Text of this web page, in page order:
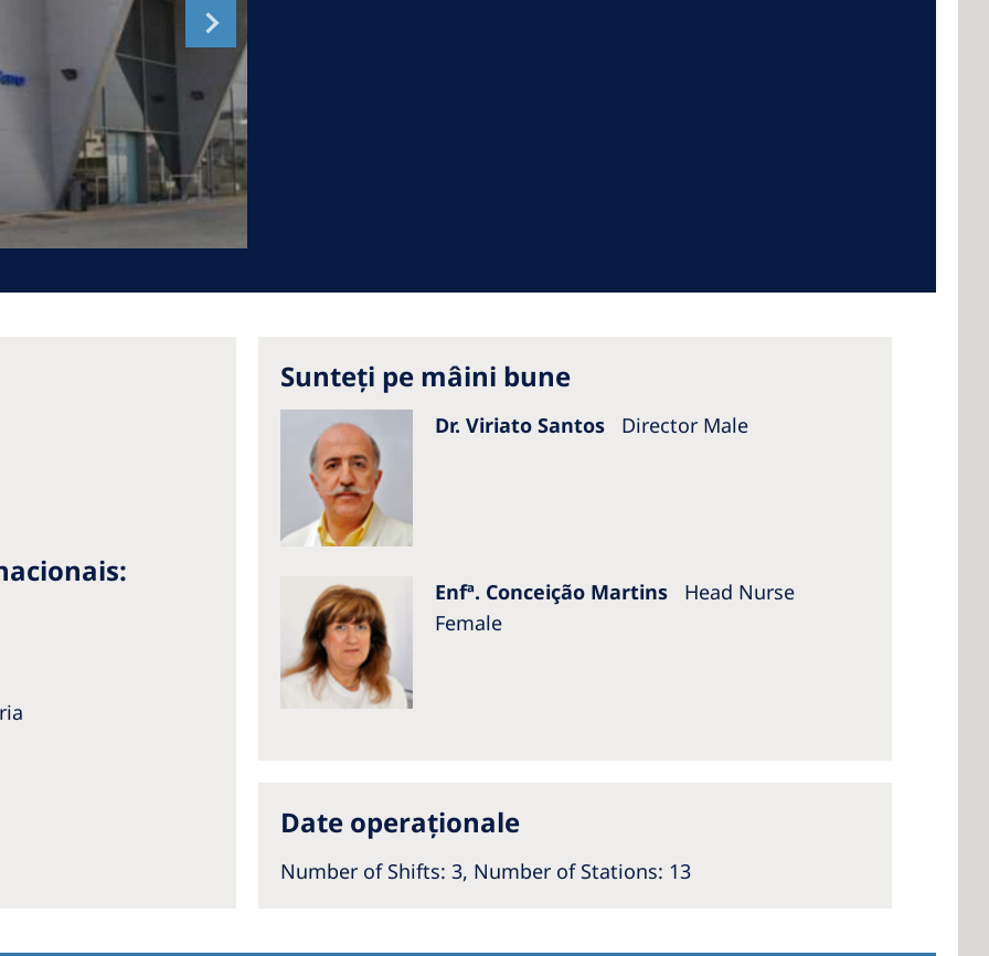
Romania
Russia
Asia Pacific
Asia Pacific
Australia
Philippines
Sunteți pe mâini bune
Dr. Viriato Santos Director Male
Enfª. Conceição Martins Head Nurse
Female
Date operaționale
Number of Shifts: 3, Number of Stations: 13